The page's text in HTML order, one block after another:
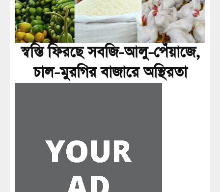
স্বস্তি ফিরছে সবজি-আলু-পেঁয়াজে,
চাল-মুরগির বাজারে অস্থিরতা